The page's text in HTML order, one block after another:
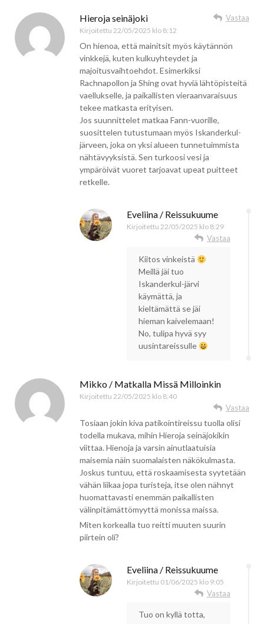
Hieroja seinäjoki
Kirjoitettu 22/05/2025 klo 8:12
Vastaa
On hienoa, että mainitsit myös käytännön
vinkkejä, kuten kulkuyhteydet ja
majoitusvaihtoehdot. Esimerkiksi
Rachnapollon ja Shing ovat hyviä lähtöpisteitä
vaellukselle, ja paikallisten vieraanvaraisuus
tekee matkasta erityisen.
Jos suunnittelet matkaa Fann-vuorille,
suosittelen tutustumaan myös Iskanderkul-
järveen, joka on yksi alueen tunnetuimmista
nähtävyyksistä. Sen turkoosi vesi ja
ympäröivät vuoret tarjoavat upeat puitteet
retkelle.
Eveliina / Reissukuume
Kirjoitettu 22/05/2025 klo 8:29
Vastaa
Kiitos vinkeistä
Meillä jäi tuo
Iskanderkul-järvi
käymättä, ja
kieltämättä se jäi
hieman kaivelemaan!
No, tulipa hyvä syy
uusintareissulle
Mikko / Matkalla Missä Milloinkin
Kirjoitettu 22/05/2025 klo 8:40
Vastaa
Tosiaan jokin kiva patikointireissu tuolla olisi
todella mukava, mihin Hieroja seinäjokikin
viittaa. Hienoja ja varsin ainutlaatuisia
maisemia näin suomalaisten näkökulmasta.
Joskus tuntuu, että roskaamisesta syytetään
vähän liikaa jopa turisteja, itse olen nähnyt
huomattavasti enemmän paikallisten
välinpitämättömyyttä monissa maissa.
Miten korkealla tuo reitti muuten suurin
piirtein oli?
Eveliina / Reissukuume
Kirjoitettu 01/06/2025 klo 9:05
Vastaa
Tuo on kyllä totta,